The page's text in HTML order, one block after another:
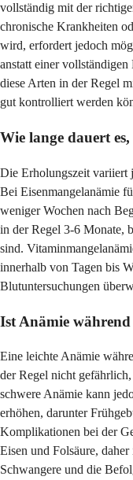
vollständig mit der
chronische Krankheiten
wird, erfordert jedoch
anstatt einer
diese Arten in der Regel
gut kontrolliert werden
Wie lange dauert
Die Erholungszeit variiert
Bei Eisenmangelanämie
weniger Wochen nach
in der Regel 3-6 Monate,
sind.
innerhalb von Tagen bis
Blutuntersuchungen
Ist Anämie
Eine leichte Anämie
der Regel nicht
schwere Anämie kann
erhöhen, darunter
Komplikationen bei der
Eisen und Folsäure,
Schwangere und die